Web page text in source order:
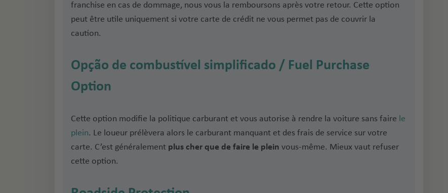
franchise en cas de dommage, nous vous la remboursons après votre retour. Cette option
peut être utile uniquement si votre carte de crédit ne vous permet pas de couvrir la
caution.
Opção de combustível simplificado / Fuel Purchase
Option
Cette option modifie la politique carburant et vous autorise à rendre la voiture sans faire le
plein. Le loueur prélèvera alors le carburant manquant et des frais de service sur votre
carte. C’est généralement plus cher que de faire le plein vous-même. Mieux vaut refuser
cette option.